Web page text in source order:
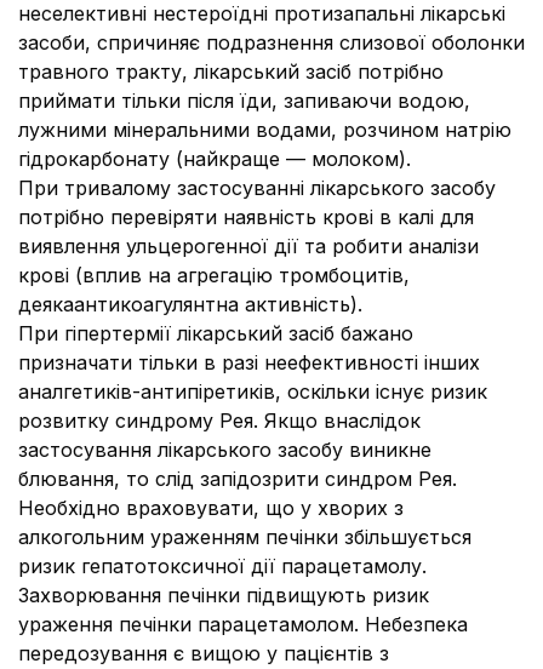
неселективні нестероїдні протизапальні лікарські
засоби, спричиняє подразнення слизової оболонки
травного тракту, лікарський засіб потрібно
приймати тільки після їди, запиваючи водою,
лужними мінеральними водами, розчином натрію
гідрокарбонату (найкраще — молоком).
При тривалому застосуванні лікарського засобу
потрібно перевіряти наявність крові в калі для
виявлення ульцерогенної дії та робити аналізи
крові (вплив на агрегацію тромбоцитів,
деякаантикоагулянтна активність).
При гіпертермії лікарський засіб бажано
призначати тільки в разі неефективності інших
аналгетиків-антипіретиків, оскільки існує ризик
розвитку синдрому Рея. Якщо внаслідок
застосування лікарського засобу виникне
блювання, то слід запідозрити синдром Рея.
Необхідно враховувати, що у хворих з
алкогольним ураженням печінки збільшується
ризик гепатотоксичної дії парацетамолу.
Захворювання печінки підвищують ризик
ураження печінки парацетамолом. Небезпека
передозування є вищою у пацієнтів з